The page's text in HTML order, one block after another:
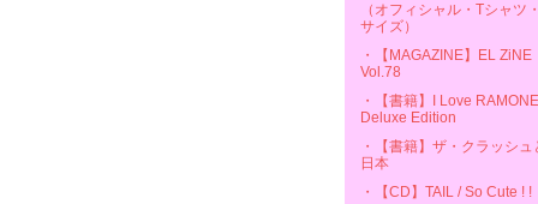
（オフィシャル・Tシャツ
サイズ）
・【MAGAZINE】EL ZiNE
Vol.78
・【書籍】I Love
Deluxe Edition
・【書籍】ザ・クラッシュ
日本
・【CD】TAIL / So Cute ! !